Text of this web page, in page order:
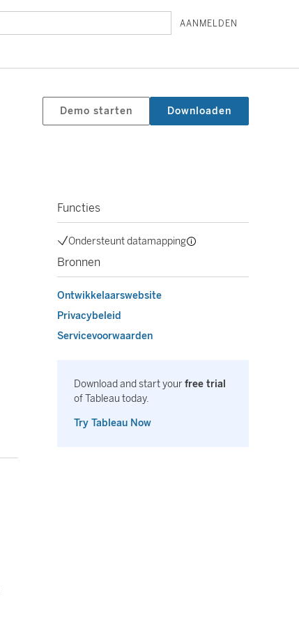
AANMELDEN
Demo starten Downloaden
Functies
Ondersteunt datamapping
Bronnen
Ontwikkelaarswebsite
Privacybeleid
Servicevoorwaarden
Download and start yourfree trial
of Tableau today.
Try Tableau Now